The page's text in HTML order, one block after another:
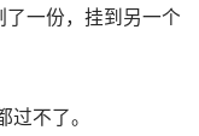
了一份，挂到另一个
过不了。